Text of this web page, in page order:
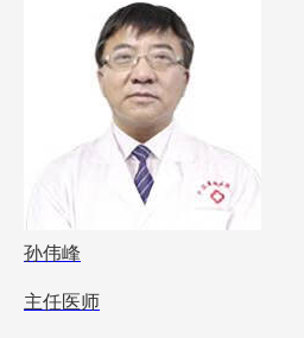
孙伟峰
主任医师